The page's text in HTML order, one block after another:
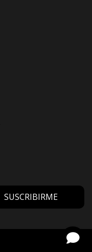
SUSCRIBIRME